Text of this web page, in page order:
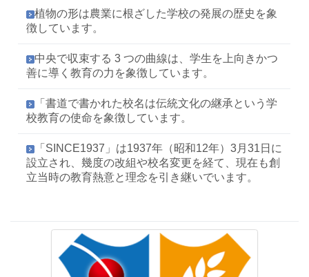
植物の形は農業に根ざした学校の発展の歴史を象
徴しています。
中央で収束する 3 つの曲線は、学生を上向きかつ
善に導く教育の力を象徴しています。
「書道で書かれた校名は伝統文化の継承という学
校教育の使命を象徴しています。
「SINCE1937」は1937年（昭和12年）3月31日に
設立され、幾度の改組や校名変更を経て、現在も創
立当時の教育熱意と理念を引き継いでいます。